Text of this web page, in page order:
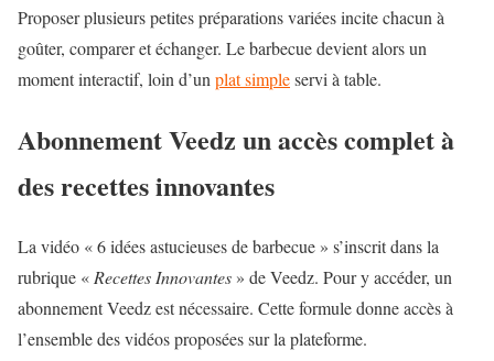
Proposer plusieurs petites préparations variées incite chacun à
goûter, comparer et échanger. Le barbecue devient alors un
moment interactif, loin d’un plat simpleservi à table.
Abonnement Veedz un accès complet à
des recettes innovantes
La vidéo « 6 idées astucieuses de barbecue » s’inscrit dans la
rubrique « Recettes Innovantes » de Veedz. Pour y accéder, un
abonnement Veedz est nécessaire. Cette formule donne accès à
l’ensemble des vidéos proposées sur la plateforme.